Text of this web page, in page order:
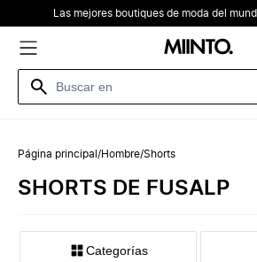
Las mejores boutiques de moda del
Página principal /Hombre/Shorts
SHORTS DE FUSALP
Categorías